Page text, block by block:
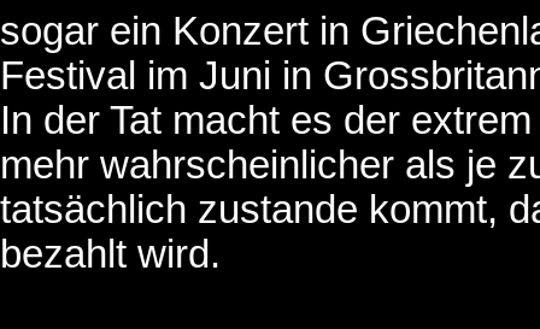
sogar ein Konzert in
Festival im Juni in
In der Tat macht es der
mehr wahrscheinlicher als je
tatsächlich zustande kommt,
bezahlt wird.